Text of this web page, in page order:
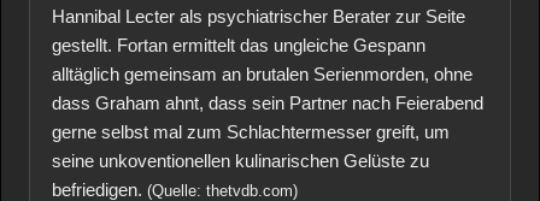
Hannibal Lecter als psychiatrischer Berater zur Seite
gestellt. Fortan ermittelt das ungleiche Gespann
alltäglich gemeinsam an brutalen Serienmorden, ohne
dass Graham ahnt, dass sein Partner nach Feierabend
gerne selbst mal zum Schlachtermesser greift, um
seine unkoventionellen kulinarischen Gelüste zu
befriedigen. (Quelle: thetvdb.com)